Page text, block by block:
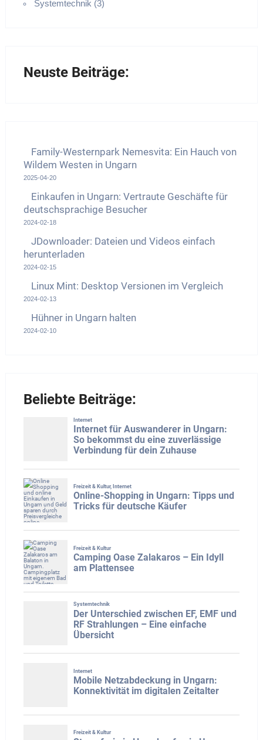
Systemtechnik (3)
Neuste Beiträge:
Family-Westernpark Nemesvita: Ein Hauch von
Wildem Westen in Ungarn
2025-04-20
Einkaufen in Ungarn: Vertraute Geschäfte für
deutschsprachige Besucher
2024-02-18
JDownloader: Dateien und Videos einfach
herunterladen
2024-02-15
Linux Mint: Desktop Versionen im Vergleich
2024-02-13
Hühner in Ungarn halten
2024-02-10
Beliebte Beiträge: